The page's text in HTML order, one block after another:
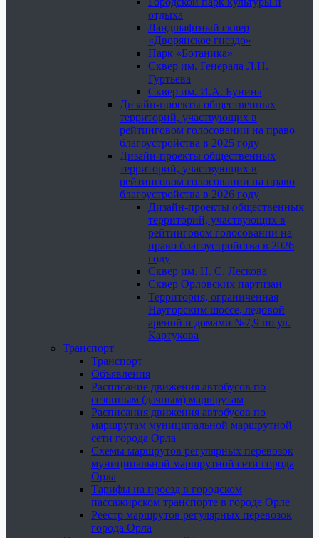
отдыха
Ландшафтный сквер
«Дворянское гнездо»
Парк «Ботаника»
Сквер им. Генерала Л.Н.
Гуртьева
Сквер им. И.А. Бунина
Дизайн-проекты общественных
территорий, участвующих в
рейтинговом голосовании на право
благоустройства в 2025 году
Дизайн-проекты общественных
территорий, участвующих в
рейтинговом голосовании на право
благоустройства в 2026 году
Дизайн-проекты общественных
территорий, участвующих в
рейтинговом голосовании на
право благоустройства в 2026
году
Сквер им. Н. С. Лескова
Сквер Орловских партизан
Территория, ограниченная
Наугорским шоссе, ледовой
ареной и домами №7,9 по ул.
Картукова
Транспорт
Транспорт
Объявления
Расписание движения автобусов по
сезонным (дачным) маршрутам
Расписания движения автобусов по
маршрутам муниципальной маршрутной
сети города Орла
Схемы маршрутов регулярных перевозок
муниципальной маршрутной сети города
Орла
Тарифы на проезд в городском
пассажирском транспорте в городе Орле
Реестр маршрутов регулярных перевозок
города Орла